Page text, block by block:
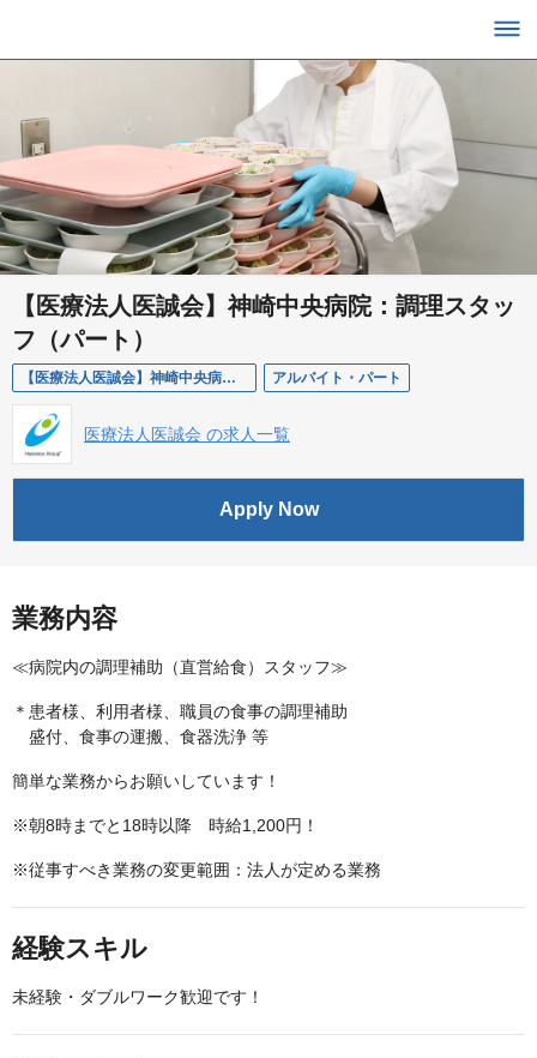
【医療法人医誠会】神崎中央病院：調理スタッ
フ（パート）
【医療法人医誠会】神崎中央病院：調理スタッフ（パート） アルバイト・パート
医療法人医誠会 の求人一覧
Apply Now
業務内容
≪病院内の調理補助（直営給食）スタッフ≫
＊患者様、利用者様、職員の食事の調理補助
盛付、食事の運搬、食器洗浄 等
簡単な業務からお願いしています！
※朝8時までと18時以降 時給1,200円！
※従事すべき業務の変更範囲：法人が定める業務
経験スキル
未経験・ダブルワーク歓迎です！